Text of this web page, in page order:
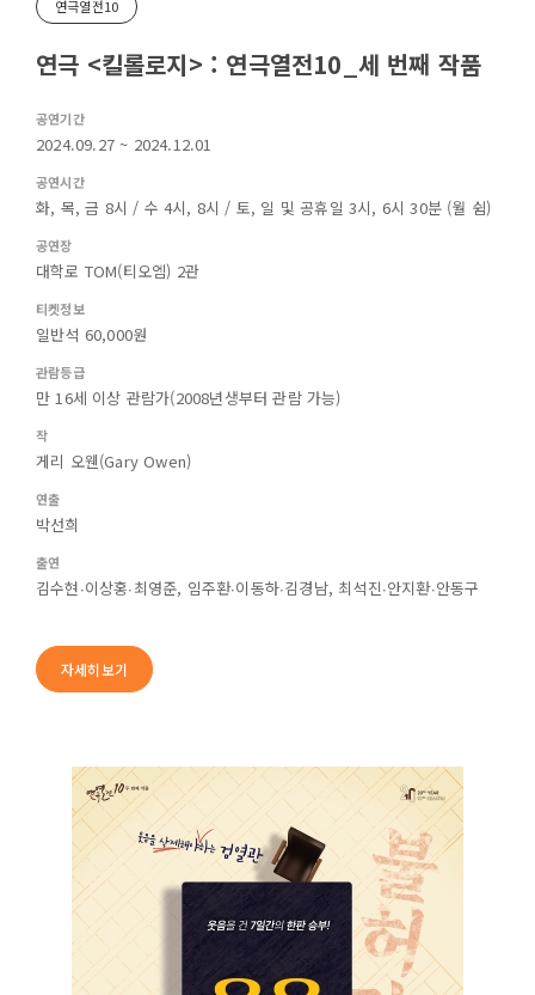
연극열전10
연극 <킬롤로지> : 연극열전10_세 번째 작품
공연기간
2024.09.27 ~ 2024.12.01
공연시간
화, 목, 금 8시 / 수 4시, 8시 / 토, 일 및 공휴일 3시, 6시 30분 (월 쉼)
공연장
대학로 TOM(티오엠) 2관
티켓정보
일반석 60,000원
관람등급
만 16세 이상 관람가(2008년생부터 관람 가능)
작
게리 오웬(Gary Owen)
연출
박선희
출연
김수현∙이상홍∙최영준, 임주환∙이동하∙김경남, 최석진∙안지환∙안동구
자세히보기